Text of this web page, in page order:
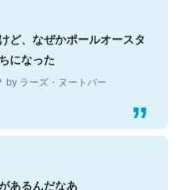
ど、なぜかポールオースタ
になった
あるんだなあ